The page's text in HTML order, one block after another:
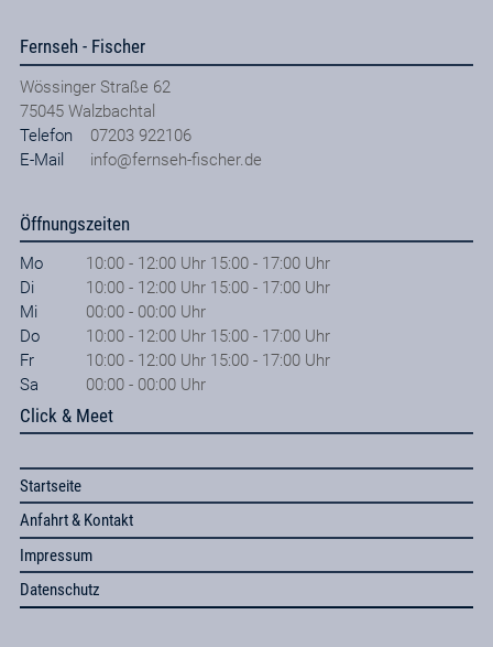
Fernseh - Fischer
Wössinger Straße 62
75045 Walzbachtal
Telefon
07203 922106
E-Mail
info@fernseh-fischer.de
Öffnungszeiten
Mo
10:00 - 12:00 Uhr 15:00 - 17:00 Uhr
Di
10:00 - 12:00 Uhr 15:00 - 17:00 Uhr
Mi
00:00 - 00:00 Uhr
Do
10:00 - 12:00 Uhr 15:00 - 17:00 Uhr
Fr
10:00 - 12:00 Uhr 15:00 - 17:00 Uhr
Sa
00:00 - 00:00 Uhr
Click & Meet
Startseite
Anfahrt & Kontakt
Impressum
Datenschutz